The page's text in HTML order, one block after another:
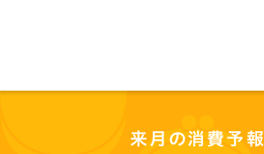
来月の消費予報